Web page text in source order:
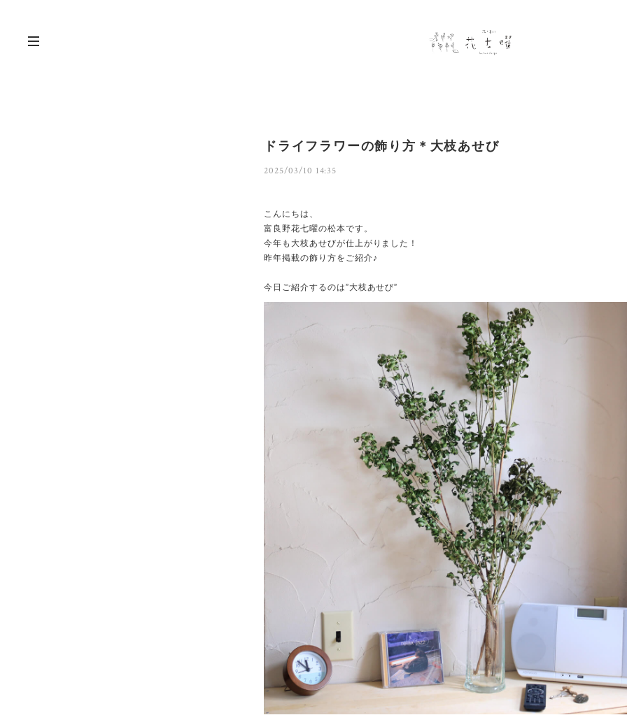
ドライフラワーの飾り方＊大枝あせび
2025/03/10 14:35
こんにちは、
富良野花七曜の松本です。
今年も大枝あせびが仕上がりました！
昨年掲載の飾り方をご紹介♪
今日ご紹介するのは”大枝あせび”